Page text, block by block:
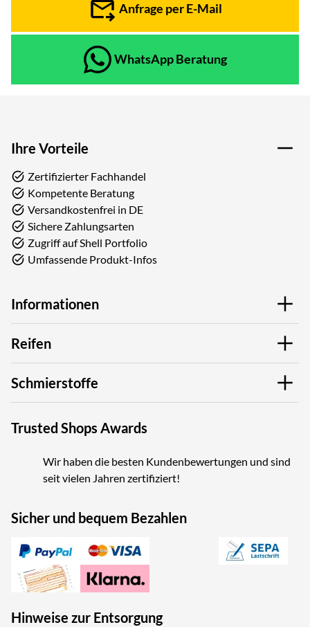
Anfrage per E-Mail
WhatsApp Beratung
Ihre Vorteile
Zertifizierter Fachhandel
Kompetente Beratung
Versandkostenfrei in DE
Sichere Zahlungsarten
Zugriff auf Shell Portfolio
Umfassende Produkt-Infos
Informationen
Reifen
Schmierstoffe
Trusted Shops Awards
Wir haben die besten Kundenbewertungen und sind
seit vielen Jahren zertifiziert!
Sicher und bequem Bezahlen
Hinweise zur Entsorgung